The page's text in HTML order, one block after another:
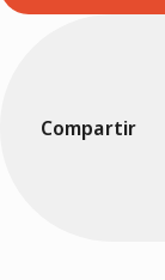
Compartir